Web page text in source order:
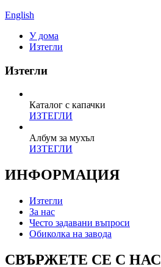
English
У дома
Изтегли
Изтегли
Каталог с капачки
ИЗТЕГЛИ
Албум за мухъл
ИЗТЕГЛИ
ИНФОРМАЦИЯ
Изтегли
За нас
Често задавани въпроси
Обиколка на завода
СВЪРЖЕТЕ СЕ С НАС